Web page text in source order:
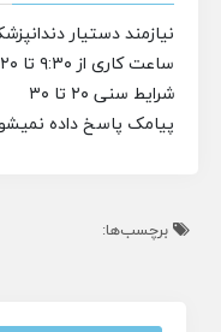
نیازمند دستیار
ساعت کاری از ۹:۳۰ تا ۲۰ شب
شرایط سنی ۲۰ تا ۳۰
پیامک پاسخ داده
برچسب‌ها: